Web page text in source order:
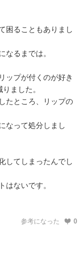
困ることもありまし
なるまでは。
ップが付くのが好き
ました。
たところ、リップの
なって処分しまし
してしまったんでし
はないです。
参考になった 0